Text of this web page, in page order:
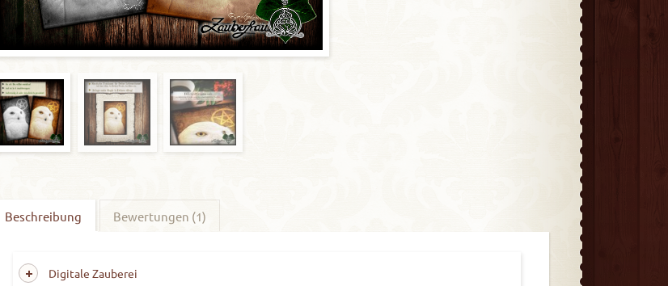
Beschreibung
Digitale Zauberei
Bewertungen (1)